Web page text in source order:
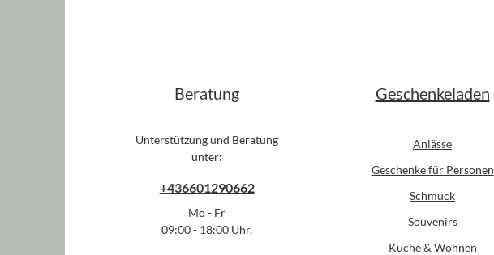
Beratung
Unterstützung und Beratung
unter:
+436601290662
Mo - Fr
09:00 - 18:00 Uhr,
Geschenkeladen
Anlässe
Geschenke für Personen
Schmuck
Souvenirs
Küche & Wohnen